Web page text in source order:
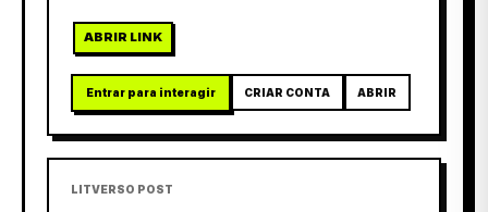
ABRIR LINK
Entrar para interagir CRIAR CONTA ABRIR
LITVERSO POST